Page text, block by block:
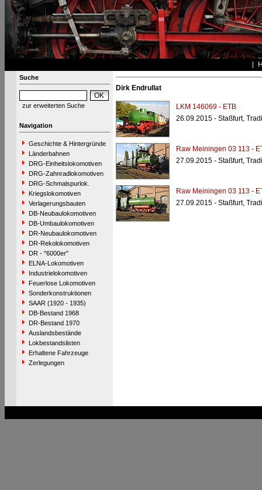
Suche
zur erweiterten Suche
Navigation
Geschichte & Hintergründe
Länderbahnen
DRG-Einheitslokomotiven
DRG-Zahnradlokomotiven
DRG-Schmalspurlok.
Kriegslokomotiven
Verlagerungsbauten
DB-Neubaulokomotiven
DB-Umbaulokomotiven
DR-Neubaulokomotiven
DR-Rekolokomotiven
DR - "6000er"
ELNA-Lokomotiven
Industrielokomotiven
Feuerlose Lokomotiven
Sonderkonstruktionen
SAAR (1920 - 1935)
DB-Bestand 1968
DR-Bestand 1970
Auslandsbestände
Lokbestandslisten
Erhaltene Fahrzeuge
Zerlegungen
Dirk Endrullat
LKM 146069 - ETB
26.09.2015 - Staßfurt,
Raw Meiningen 03 113 -
27.09.2015 - Staßfurt,
Raw Meiningen 03 113 -
27.09.2015 - Staßfurt,